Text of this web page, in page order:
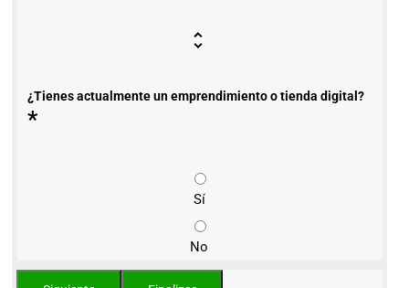
¿Tienes actualmente un emprendimiento o tienda digital?
*
Sí
No